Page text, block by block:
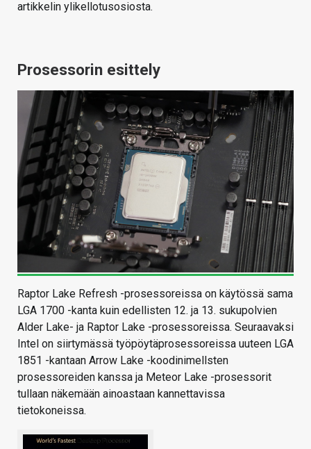
artikkelin ylikellotusosiosta.
Prosessorin esittely
Raptor Lake Refresh -prosessoreissa on käytössä sama
LGA 1700 -kanta kuin edellisten 12. ja 13. sukupolvien
Alder Lake- ja Raptor Lake -prosessoreissa. Seuraavaksi
Intel on siirtymässä työpöytäprosessoreissa uuteen LGA
1851 -kantaan Arrow Lake -koodinimellsten
prosessoreiden kanssa ja Meteor Lake -prosessorit
tullaan näkemään ainoastaan kannettavissa
tietokoneissa.